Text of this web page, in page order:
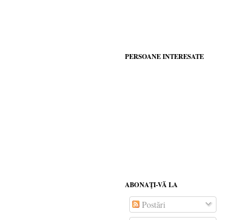
PERSOANE INTERESATE
ABONAŢI-VĂ LA
Postări